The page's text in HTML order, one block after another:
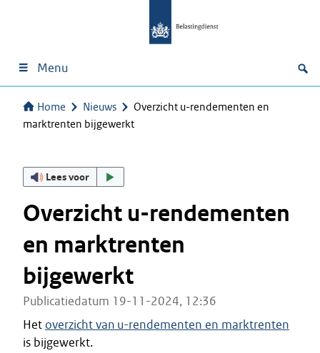
Menu
Home Nieuws
Overzicht u-rendementen en
marktrenten bijgewerkt
Lees voor
Overzicht u-rendementen
en marktrenten
bijgewerkt
Publicatiedatum 19-11-2024, 12:36
Het overzicht van u-rendementen en marktrenten
is bijgewerkt.